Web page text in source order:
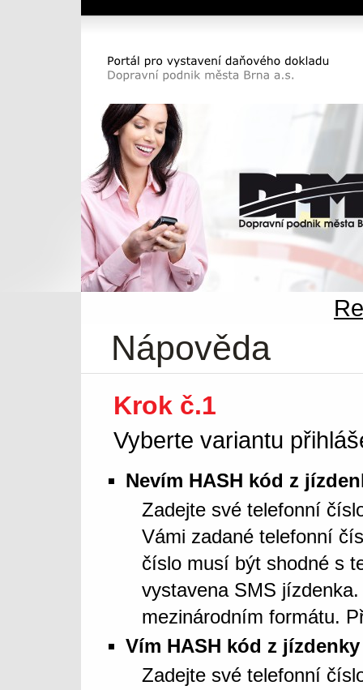
Portál pro vystavení daňového dokladu DP
města Brna a.s.
Nápověda
Krok č.1
Vyberte variantu
Nevím HASH kód z
Zadejte své telefonní
Vámi zadané telefonní
číslo musí být shodné s
vystavena SMS
mezinárodním formátu.
Vím HASH kód z jízdenky
Zadejte své telefonní